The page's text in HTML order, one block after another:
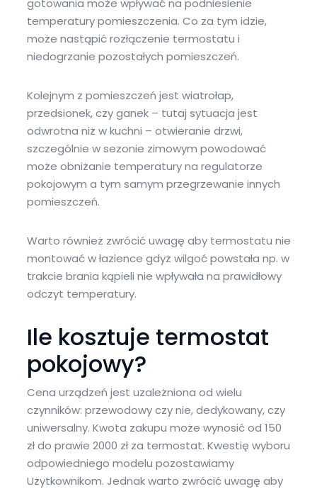
gotowania może wpływać na podniesienie
temperatury pomieszczenia. Co za tym idzie,
może nastąpić rozłączenie termostatu i
niedogrzanie pozostałych pomieszczeń.
Kolejnym z pomieszczeń jest wiatrołap,
przedsionek, czy ganek – tutaj sytuacja jest
odwrotna niż w kuchni – otwieranie drzwi,
szczególnie w sezonie zimowym powodować
może obniżanie temperatury na regulatorze
pokojowym a tym samym przegrzewanie innych
pomieszczeń.
Warto również zwrócić uwagę aby termostatu nie
montować w łazience gdyż wilgoć powstała np. w
trakcie brania kąpieli nie wpływała na prawidłowy
odczyt temperatury.
Ile kosztuje termostat
pokojowy?
Cena urządzeń jest uzależniona od wielu
czynników: przewodowy czy nie, dedykowany, czy
uniwersalny. Kwota zakupu może wynosić od 150
zł do prawie 2000 zł za termostat. Kwestię wyboru
odpowiedniego modelu pozostawiamy
Użytkownikom. Jednak warto zwrócić uwagę aby